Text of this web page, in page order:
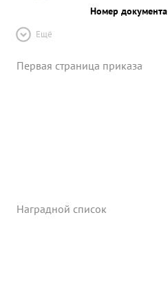
Номер документа
Ещё
Первая страница приказа
Наградной список